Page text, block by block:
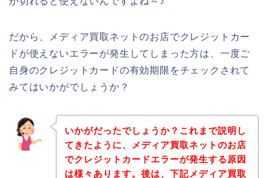
だから、メディア買取ネットのお店でクレジットカー
ドが使えないエラーが発生してしまった方は、一度ご
自身のクレジットカードの有効期限をチェックされて
みてはいかがでしょうか？
いかがだったでしょうか？これまで説明し
てきたように、メディア買取ネットのお店
でクレジットカードエラーが発生する原因
は様々あります。後は、下記メディア買取